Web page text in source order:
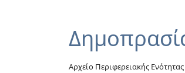
Αρχείο Περιφερειακής